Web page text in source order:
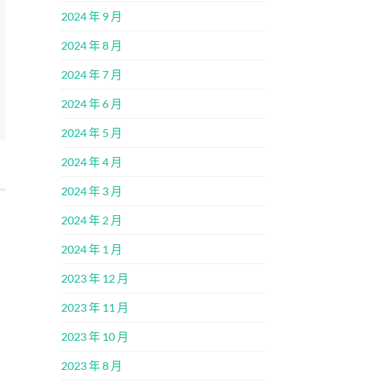
2024 年 9 月
2024 年 8 月
2024 年 7 月
2024 年 6 月
2024 年 5 月
2024 年 4 月
2024 年 3 月
2024 年 2 月
2024 年 1 月
2023 年 12 月
2023 年 11 月
2023 年 10 月
2023 年 8 月